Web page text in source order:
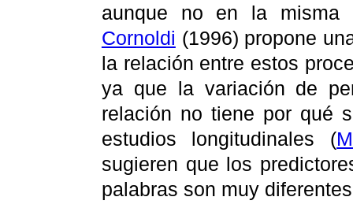
aunque no en la misma
Cornoldi (1996) propone
la relación entre estos
ya que la variación de
relación no tiene por qué
estudios longitudinales (
sugieren que los
palabras son muy